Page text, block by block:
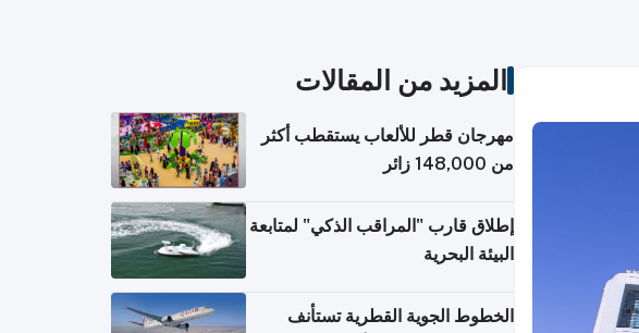
المزيد من المقالات
مهرجان قطر للألعاب يستقطب أكثر
من 148,000 زائر
إطلاق قارب "المراقب الذكي" لمتابعة
البيئة البحرية
الخطوط الجوية القطرية تستأنف